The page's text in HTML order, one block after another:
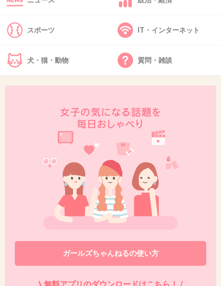
39. 匿名 2013/06/16(日) 00:20:38
+6
今田はいま浮かれポンチだから（ヨンアとの腕組デートが
目撃されたらしい）、矢口のことは面白半分だろうと思
2013/06/16(日) 00:29:47
今田は離婚したばかりのヨンアと付き合っているの？
スポーツ IT・インターネット
犬・猫・動物 質問・雑談
ガールズちゃんねるの使い方